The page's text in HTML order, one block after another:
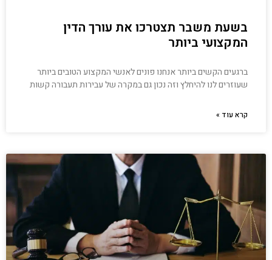
בשעת משבר תצטרכו את עורך הדין
המקצועי ביותר
ברגעים הקשים ביותר אנחנו פונים לאנשי המקצוע הטובים ביותר
שעוזרים לנו להיחלץ וזה נכון גם במקרה של עבירות תעבורה קשות
קרא עוד »